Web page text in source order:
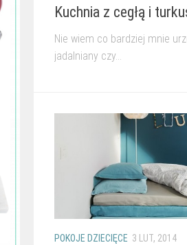
Kuchnia z cegłą i
Nie wiem co bardziej mnie
jadalniany czy...
POKOJE DZIECIĘCE 3 LUT, 2014